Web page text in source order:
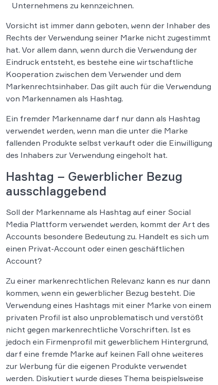
Unternehmens zu kennzeichnen.
Vorsicht ist immer dann geboten, wenn der Inhaber des
Rechts der Verwendung seiner Marke nicht zugestimmt
hat. Vor allem dann, wenn durch die Verwendung der
Eindruck entsteht, es bestehe eine wirtschaftliche
Kooperation zwischen dem Verwender und dem
Markenrechtsinhaber. Das gilt auch für die Verwendung
von Markennamen als Hashtag.
Ein fremder Markenname darf nur dann als Hashtag
verwendet werden, wenn man die unter die Marke
fallenden Produkte selbst verkauft oder die Einwilligung
des Inhabers zur Verwendung eingeholt hat.
Hashtag – Gewerblicher Bezug
ausschlaggebend
Soll der Markenname als Hashtag auf einer Social
Media Plattform verwendet werden, kommt der Art des
Accounts besondere Bedeutung zu. Handelt es sich um
einen Privat-Account oder einen geschäftlichen
Account?
Zu einer markenrechtlichen Relevanz kann es nur dann
kommen, wenn ein gewerblicher Bezug besteht. Die
Verwendung eines Hashtags mit einer Marke von einem
privaten Profil ist also unproblematisch und verstößt
nicht gegen markenrechtliche Vorschriften. Ist es
jedoch ein Firmenprofil mit gewerblichem Hintergrund,
darf eine fremde Marke auf keinen Fall ohne weiteres
zur Werbung für die eigenen Produkte verwendet
werden. Diskutiert wurde dieses Thema beispielsweise